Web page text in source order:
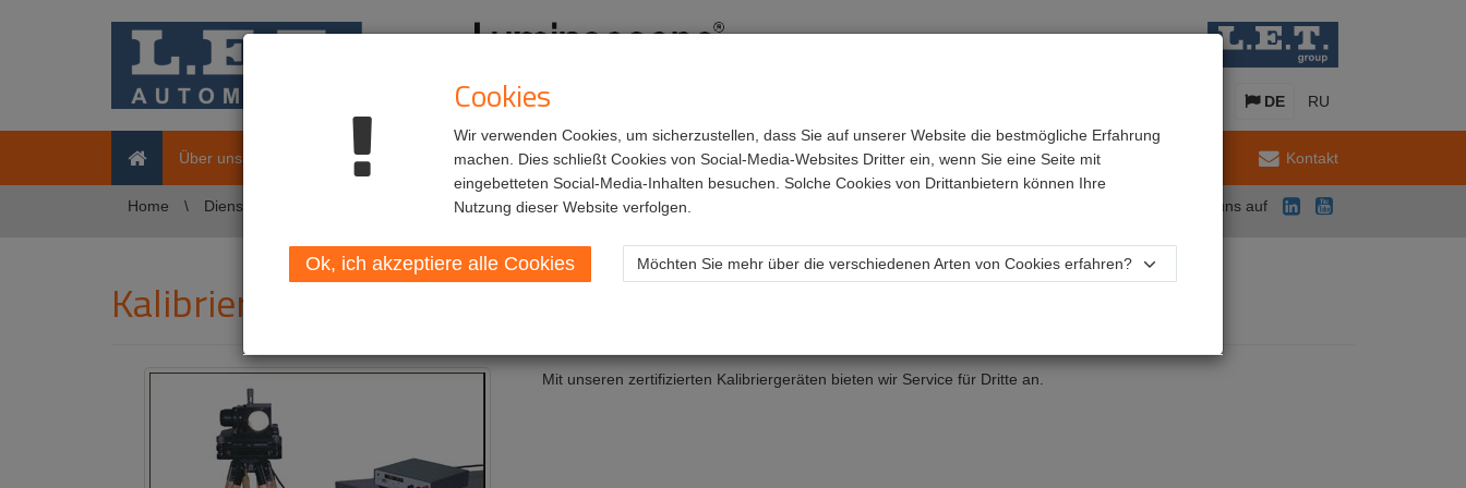
DE RU
HomeÜber uns Dienstleistungen Arbeitsmöglichkeiten Kontakt
Folgen Sie uns auf
Home Dienstleistungen Kalibrierung und Zertifizierung
Kalibrierung und Zertifizierung
Mit unseren zertifizierten Kalibriergeräten bieten wir Service für Dritte an.
Cookies
Wir verwenden Cookies, um sicherzustellen, dass Sie auf unserer Website die bestmögliche Erfahrung
machen. Dies schließt Cookies von Social-Media-Websites Dritter ein, wenn Sie eine Seite mit
eingebetteten Social-Media-Inhalten besuchen. Solche Cookies von Drittanbietern können Ihre
Nutzung dieser Website verfolgen.
Ok, ich akzeptiere alle Cookies Möchten Sie mehr über die verschiedenen Arten von Cookies erfahren?